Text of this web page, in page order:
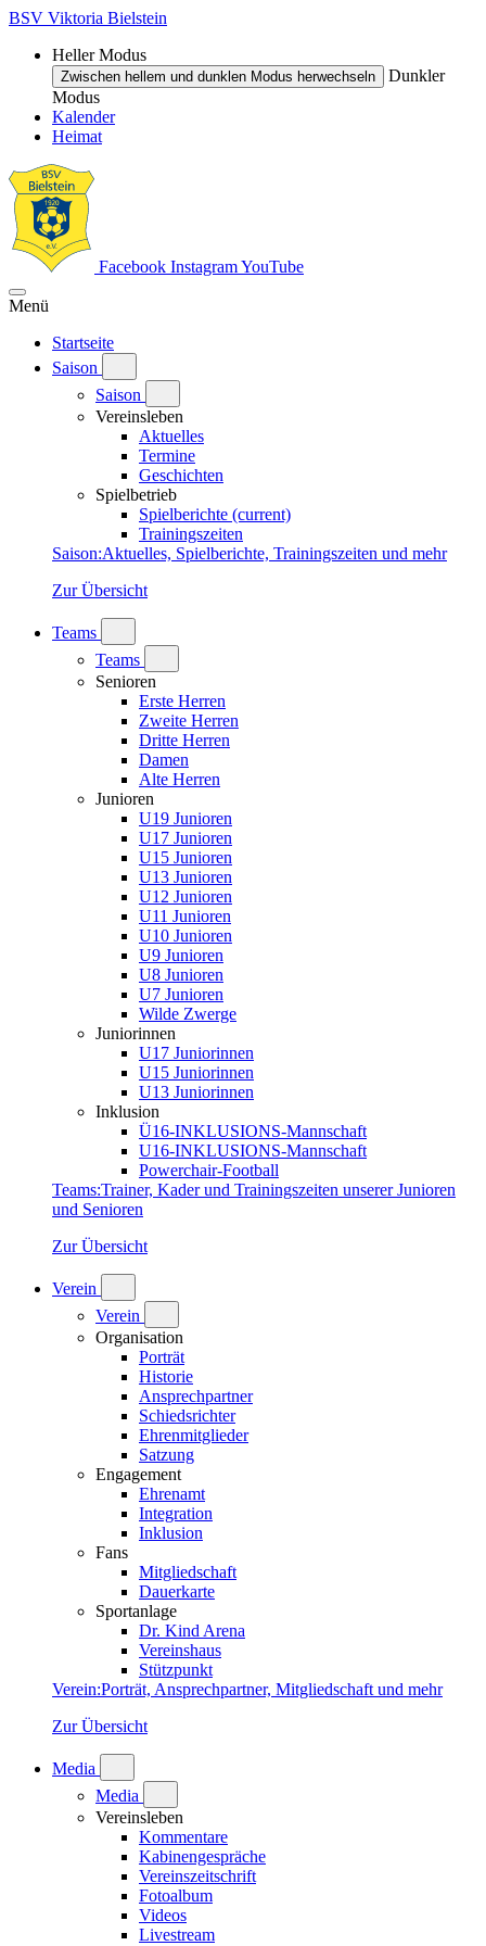
BSV Viktoria Bielstein
Heller Modus
Zwischen hellem und dunklen Modus herwechseln
Dunkler
Modus
Kalender
Heimat
Facebook InstagramYouTube
Menü
Startseite
Saison
Saison
Vereinsleben
Aktuelles
Termine
Geschichten
Spielbetrieb
Spielberichte (current)
Trainingszeiten
Saison:Aktuelles, Spielberichte, Trainingszeiten und mehr
Zur Übersicht
Teams
Teams
Senioren
Erste Herren
Zweite Herren
Dritte Herren
Damen
Alte Herren
Junioren
U19 Junioren
U17 Junioren
U15 Junioren
U13 Junioren
U12 Junioren
U11 Junioren
U10 Junioren
U9 Junioren
U8 Junioren
U7 Junioren
Wilde Zwerge
Juniorinnen
U17 Juniorinnen
U15 Juniorinnen
U13 Juniorinnen
Inklusion
Ü16-INKLUSIONS-Mannschaft
U16-INKLUSIONS-Mannschaft
Powerchair-Football
Teams:Trainer, Kader und Trainingszeiten unserer Junioren
und Senioren
Zur Übersicht
Verein
Verein
Organisation
Porträt
Historie
Ansprechpartner
Schiedsrichter
Ehrenmitglieder
Satzung
Engagement
Ehrenamt
Integration
Inklusion
Fans
Mitgliedschaft
Dauerkarte
Sportanlage
Dr. Kind Arena
Vereinshaus
Stützpunkt
Verein:Porträt, Ansprechpartner, Mitgliedschaft und mehr
Zur Übersicht
Media
Media
Vereinsleben
Kommentare
Kabinengespräche
Vereinszeitschrift
Fotoalbum
Videos
Livestream